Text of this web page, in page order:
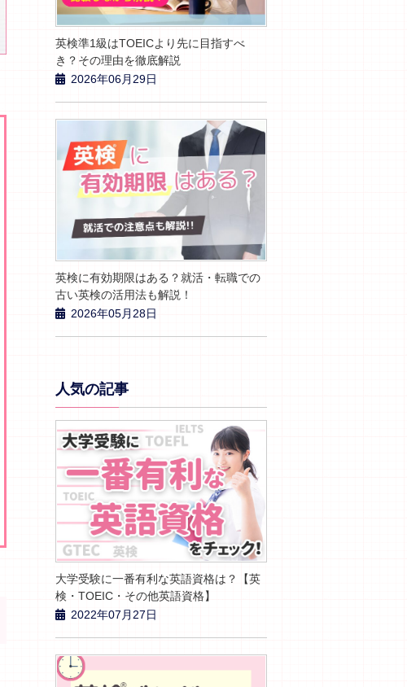
英検準1級はTOEICより先に目指すべ
き？その理由を徹底解説
2026年06月29日
英検に有効期限はある？就活・転職での
古い英検の活用法も解説！
2026年05月28日
人気の記事
大学受験に一番有利な英語資格は？【英
検・TOEIC・その他英語資格】
2022年07月27日